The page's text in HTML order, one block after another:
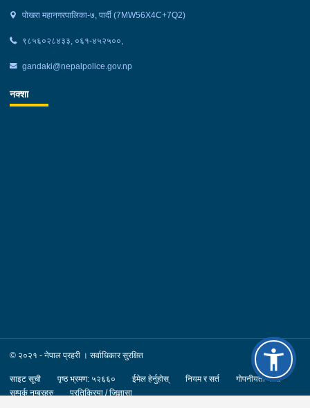
पोखरा महानगरपालिका-७, पार्दी (7MW56X4C+7Q2)
९८५६०२८४३३, ०६१-४५२५००,
gandaki@nepalpolice.gov.np
नक्शा
© २०२१ - नेपाल प्रहरी । सर्वाधिकार सुरक्षित
साइट सूची पृष्ठ भ्रमण: ५२६६० ईमेल हेर्नुहोस् नियम र सर्त
गोपनीयता नीति
सम्पर्क नम्बरहरु
प्रतिक्रिया / जिज्ञासा